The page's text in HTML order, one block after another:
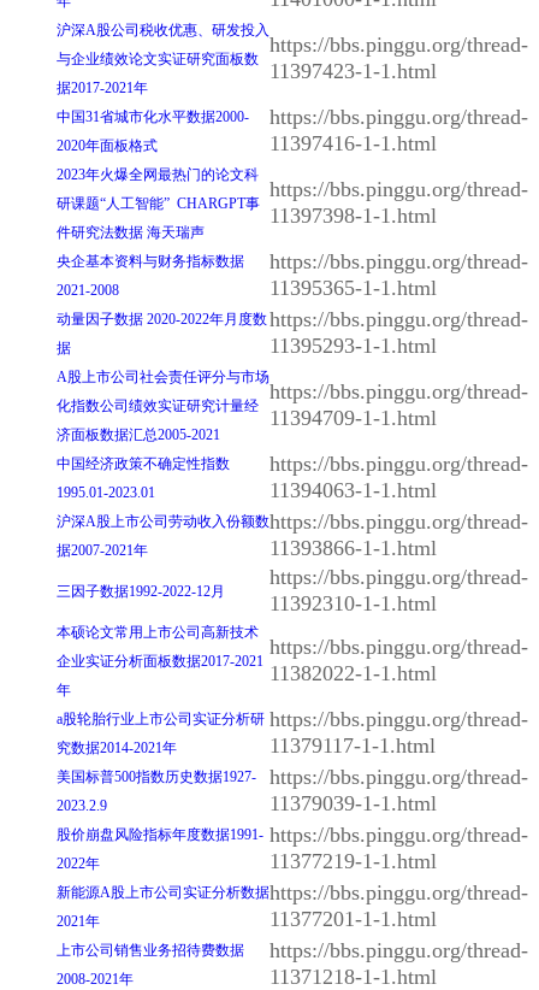
沪深A股公司税收优惠、研发投入
与企业绩效论文实证研究面板数
据2017-2021年
https://bbs.pinggu.org/thread-
11397423-1-1.html
中国31省城市化水平数据2000-
2020年面板格式
https://bbs.pinggu.org/thread-
11397416-1-1.html
2023年火爆全网最热门的论文科
研课题“人工智能” CHARGPT事
件研究法数据 海天瑞声
https://bbs.pinggu.org/thread-
11397398-1-1.html
央企基本资料与财务指标数据
2021-2008
https://bbs.pinggu.org/thread-
11395365-1-1.html
动量因子数据 2020-2022年月度数
据
https://bbs.pinggu.org/thread-
11395293-1-1.html
A股上市公司社会责任评分与市场
化指数公司绩效实证研究计量经
济面板数据汇总2005-2021
https://bbs.pinggu.org/thread-
11394709-1-1.html
中国经济政策不确定性指数
1995.01-2023.01
https://bbs.pinggu.org/thread-
11394063-1-1.html
沪深A股上市公司劳动收入份额数
据2007-2021年
https://bbs.pinggu.org/thread-
11393866-1-1.html
三因子数据1992-2022-12月
https://bbs.pinggu.org/thread-
11392310-1-1.html
本硕论文常用上市公司高新技术
企业实证分析面板数据2017-2021
年
https://bbs.pinggu.org/thread-
11382022-1-1.html
a股轮胎行业上市公司实证分析研
究数据2014-2021年
https://bbs.pinggu.org/thread-
11379117-1-1.html
美国标普500指数历史数据1927-
2023.2.9
https://bbs.pinggu.org/thread-
11379039-1-1.html
股价崩盘风险指标年度数据1991-
2022年
https://bbs.pinggu.org/thread-
11377219-1-1.html
新能源A股上市公司实证分析数据
2021年
https://bbs.pinggu.org/thread-
11377201-1-1.html
上市公司销售业务招待费数据
2008-2021年
https://bbs.pinggu.org/thread-
11371218-1-1.html